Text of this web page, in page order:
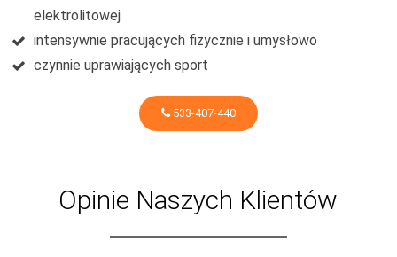
elektrolitowej
intensywnie pracujących fizycznie i umysłowo
czynnie uprawiających sport
533-407-440
Opinie Naszych Klientów